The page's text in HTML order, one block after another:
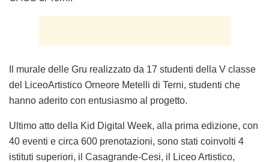
Il murale delle Gru realizzato da 17 studenti della V classe
del LiceoArtistico Orneore Metelli di Terni, studenti che
hanno aderito con entusiasmo al progetto.
Ultimo atto della Kid Digital Week, alla prima edizione, con
40 eventi e circa 600 prenotazioni, sono stati coinvolti 4
istituti superiori, il Casagrande-Cesi, il Liceo Artistico,